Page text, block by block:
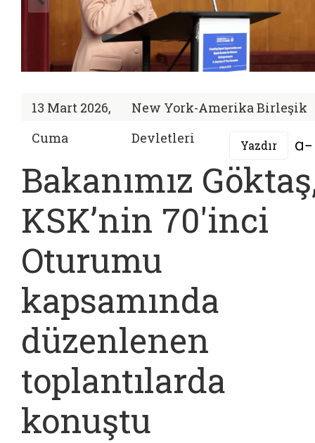
13 Mart 2026,
Cuma
New York-Amerika Birleşik
Devletleri
Yazdır
Bakanımız
KSK’nin 70'inci
Oturumu
kapsamında
düzenlenen
toplantılarda
konuştu